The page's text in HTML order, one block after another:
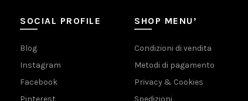
SOCIAL PROFILE
Blog
Instagram
Facebook
Pinterest
SHOP MENU’
Condizioni di vendita
Metodi di pagamento
Privacy & Cookies
Spedizioni